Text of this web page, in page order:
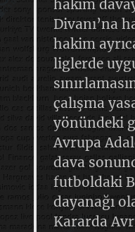
hakim
Divanı’na
hakim
liglerde
çalışma
yönündeki
Avrupa
dava
futboldaki
dayanağı
Kararda